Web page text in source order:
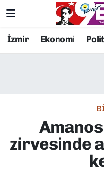
İzmir Ekonomi
zirvesinde
Resmi İlanlar
EKONOMİ
Konak Nöbetçi
Süper Lig Puan
Tüm Manşetler
Son Dakika